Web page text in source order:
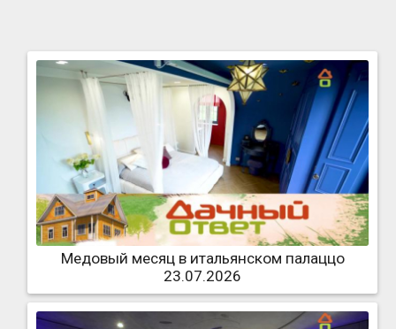
Медовый месяц в итальянском палаццо
23.07.2026